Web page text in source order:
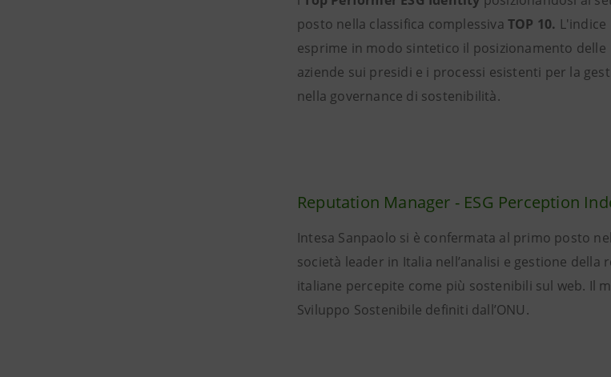
posto nella classifica complessiva TOP 10. L'indice
esprime in modo sintetico il posizionamento delle
aziende sui presidi e i processi esistenti per la
nella governance di sostenibilità.
Reputation Manager - ESG Perception
Intesa Sanpaolo si è confermata al primo posto
società leader in Italia nell’analisi e gestione
italiane percepite come più sostenibili sul web. Il
Sviluppo Sostenibile definiti dall’ONU.